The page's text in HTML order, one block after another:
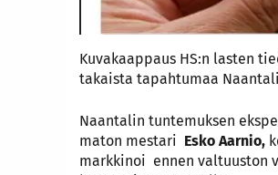
Kuvakaappaus HS:n lasten
takaista tapahtumaa
Naantalin tuntemuksen
maton mestari Esko Aarnio,
markkinoi ennen valtuuston